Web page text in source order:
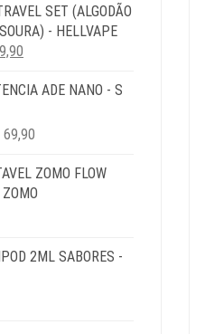
ATUAL
É:
SET (ALGODÃO
- HELLVAPE
ATUAL
R$ 19,90.
ADE NANO - S
69,90
R$ 19,90
THROUGH
ZOMO FLOW
2ML SABORES -